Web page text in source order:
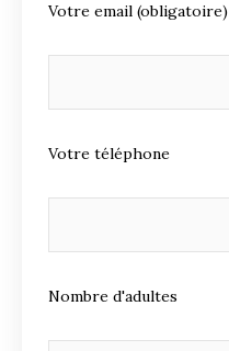
Votre email (obligatoire)
Votre téléphone
Nombre d'adultes